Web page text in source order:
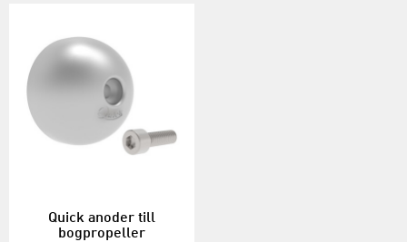
Quick anoder till
bogpropeller